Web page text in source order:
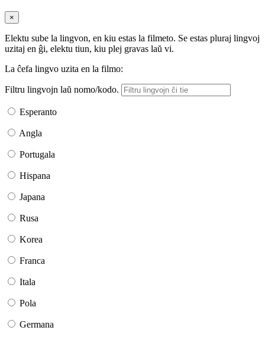
×
Elektu sube la lingvon, en kiu estas la filmeto. Se estas pluraj lingvoj
uzitaj en ĝi, elektu tiun, kiu plej gravas laŭ vi.
La ĉefa lingvo uzita en la filmo:
Filtru lingvojn laŭ nomo/kodo.
Esperanto
Angla
Portugala
Hispana
Japana
Rusa
Korea
Franca
Itala
Pola
Germana